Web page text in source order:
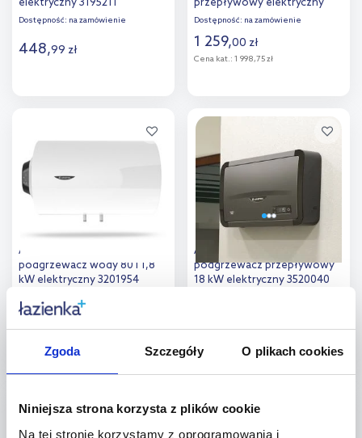
Zgoda Szczegóły O plikach cookies
Niniejsza strona korzysta z plików cookie
Na tej stronie korzystamy z oprogramowania i
elektryczny 3195211
Dostępność: na zamówienie
448,99 zł
przepływowy elektryczny
biały 7736506137
Dostępność: na zamówienie
1 259,00 zł
Cena kat.: 1 998,75 zł
porównania
Ariston Pro1 Eco
podgrzewacz wody 80 l 1,8
kW elektryczny 3201954
1 189,99zł
Dodaj do
Ariston Aures Pro
podgrzewacz przepływowy
18 kW elektryczny 3520040
1 414,74zł
Dodaj do